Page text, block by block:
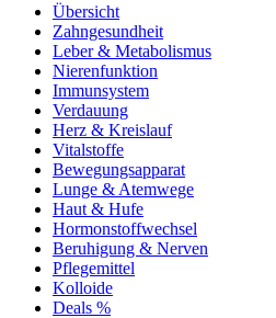
Übersicht
Zahngesundheit
Leber & Metabolismus
Nierenfunktion
Immunsystem
Verdauung
Herz & Kreislauf
Vitalstoffe
Bewegungsapparat
Lunge & Atemwege
Haut & Hufe
Hormonstoffwechsel
Beruhigung & Nerven
Pflegemittel
Kolloide
Deals %